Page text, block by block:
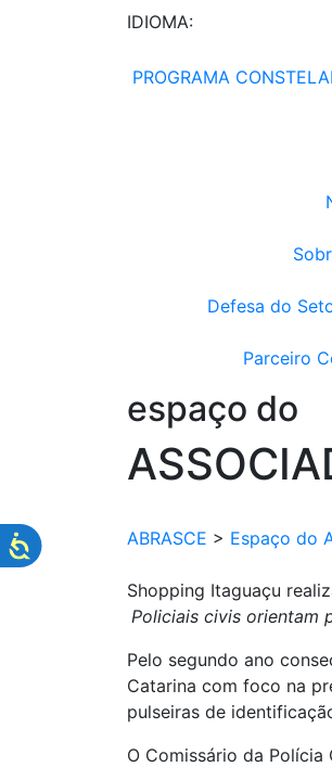
IDIOMA:
PROGRAMA
Defesa do
Parceiro
espaço do
ABRASCE > Espaço do
Shopping Itaguaçu
Policiais civis orientam
Pelo segundo ano
Catarina com foco na
pulseiras de
O Comissário da